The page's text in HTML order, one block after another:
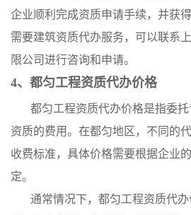
企业顺利完成资质申请手续，并获
需要建筑资质代办服务，可以联系
限公司进行咨询和申请。
4、都匀工程资质代办价格
都匀工程资质代办价格是指委
资质的费用。在都匀地区，不同的
收费标准，具体价格需要根据企业
定。
通常情况下，都匀工程资质代